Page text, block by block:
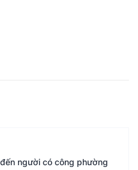
người có công phường